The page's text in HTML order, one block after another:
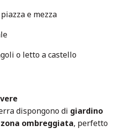
e mezza
o letto a castello
dispongono di giardino
ombreggiata, perfetto